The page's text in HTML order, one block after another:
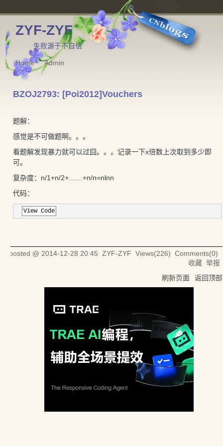
ZYF-ZYF
失败源于不自信
Home Admin
BZOJ2793: [Poi2012]Vouchers
题解：
感觉是不可做题啊。。。
看题解发现暴力就可以过囧。。。记录一下x倍数上次取到多少即
可。
复杂度：n/1+n/2+……+n/n=nlnn
代码：
View Code
posted @ 2014-12-28 20:45 ZYF-ZYF Views(226) Comments(0)
收藏 举报
刷新页面
返回顶部